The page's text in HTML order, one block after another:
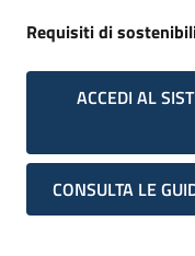
Requisiti di
ACCEDI AL
CONSULTA LE